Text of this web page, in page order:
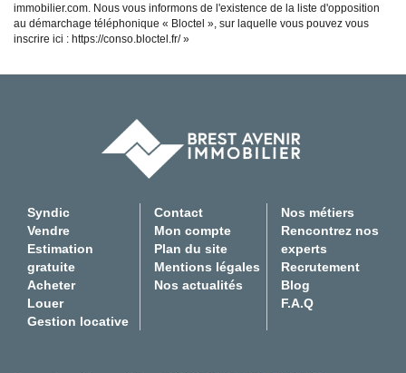
immobilier.com. Nous vous informons de l'existence de la liste d'opposition
au démarchage téléphonique « Bloctel », sur laquelle vous pouvez vous
inscrire ici : https://conso.bloctel.fr/»
Syndic
Vendre
Estimation
gratuite
Acheter
Louer
Gestion locative
Contact
Mon compte
Plan du site
Mentions légales
Nos actualités
Nos métiers
Rencontrez nos
experts
Recrutement
Blog
F.A.Q